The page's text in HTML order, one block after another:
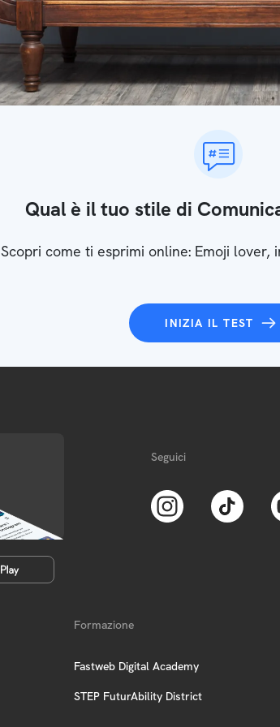
Qual è il tuo stile di
Scopri come ti esprimi online: Emoji lover,
INIZIA IL TEST
Seguici
Formazione
Fastweb Digital Academy
STEP FuturAbility District